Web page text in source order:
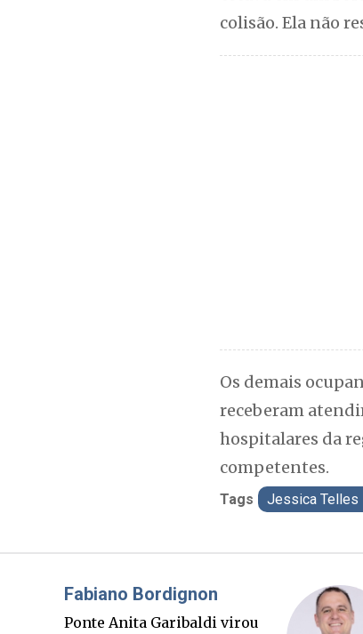
colisão. Ela não
Os demais
receberam
hospitalares da
competentes.
Tags Jessica Telles
Misael Elias
O Boato corre mais rápido